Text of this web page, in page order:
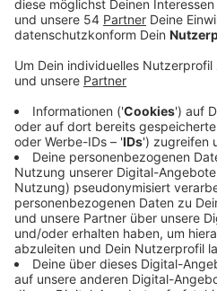
Die AzubiCard bietet den
Vorteile - beispielsweise
Fitnessstudios oder beim
12 Tausend Azubis in der
AzubiCard will die IHK die
stärken und die
Vorteile für alle
Ein Unternehmen, das sich
beteiligt, ist das Holocafé bei